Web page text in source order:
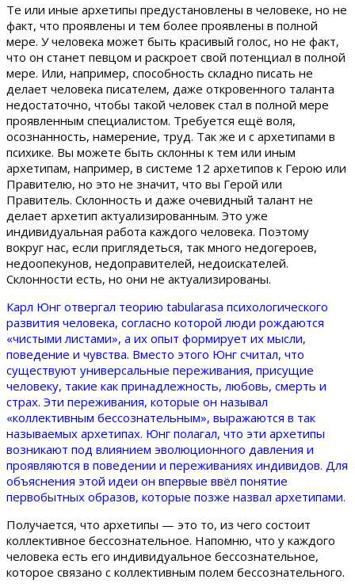
Те или иные архетипы предустановлены в человеке, но не
факт, что проявлены и тем более проявлены в полной
мере. У человека может быть красивый голос, но не факт,
что он станет певцом и раскроет свой потенциал в полной
мере. Или, например, способность складно писать не
делает человека писателем, даже откровенного таланта
недостаточно, чтобы такой человек стал в полной мере
проявленным специалистом. Требуется ещё воля,
осознанность, намерение, труд. Так же и с архетипами в
психике. Вы можете быть склонны к тем или иным
архетипам, например, в системе 12 архетипов к Герою или
Правителю, но это не значит, что вы Герой или
Правитель. Склонность и даже очевидный талант не
делает архетип актуализированным. Это уже
индивидуальная работа каждого человека. Поэтому
вокруг нас, если приглядеться, так много недогероев,
недоопекунов, недоправителей, недоискателей.
Склонности есть, но они не актуализированы.
Карл Юнг отвергал теорию tabularasa психологического
развития человека, согласно которой люди рождаются
«чистыми листами», а их опыт формирует их мысли,
поведение и чувства. Вместо этого Юнг считал, что
существуют универсальные переживания, присущие
человеку, такие как принадлежность, любовь, смерть и
страх. Эти переживания, которые он называл
«коллективным бессознательным», выражаются в так
называемых архетипах. Юнг полагал, что эти архетипы
возникают под влиянием эволюционного давления и
проявляются в поведении и переживаниях индивидов. Для
объяснения этой идеи он впервые ввёл понятие
первобытных образов, которые позже назвал архетипами.
Получается, что архетипы — это то, из чего состоит
коллективное бессознательное. Напомню, что у каждого
человека есть его индивидуальное бессознательное,
которое связано с коллективным полем бессознательного.